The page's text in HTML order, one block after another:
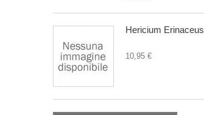
Hericium Erinaceus
10,95 €